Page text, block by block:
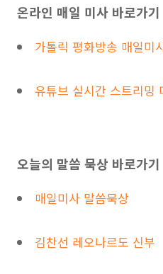
온라인 매일 미사 바로가기
가톨릭 평화방송 매일미
유튜브 실시간 스트리밍
오늘의 말씀 묵상 바로가기
매일미사 말씀묵상
김찬선 레오나르도 신부